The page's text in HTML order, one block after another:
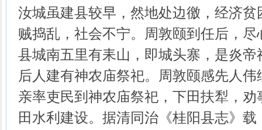
汝城虽建县较早，然地处边徼，经济
贼捣乱，社会不宁。周敦颐到任后，
县城南五里有耒山，即城头寨，是炎
后人建有神农庙祭祀。周敦颐感先人
亲率吏民到神农庙祭祀，下田扶犁，
田水利建设。据清同治《桂阳县志》